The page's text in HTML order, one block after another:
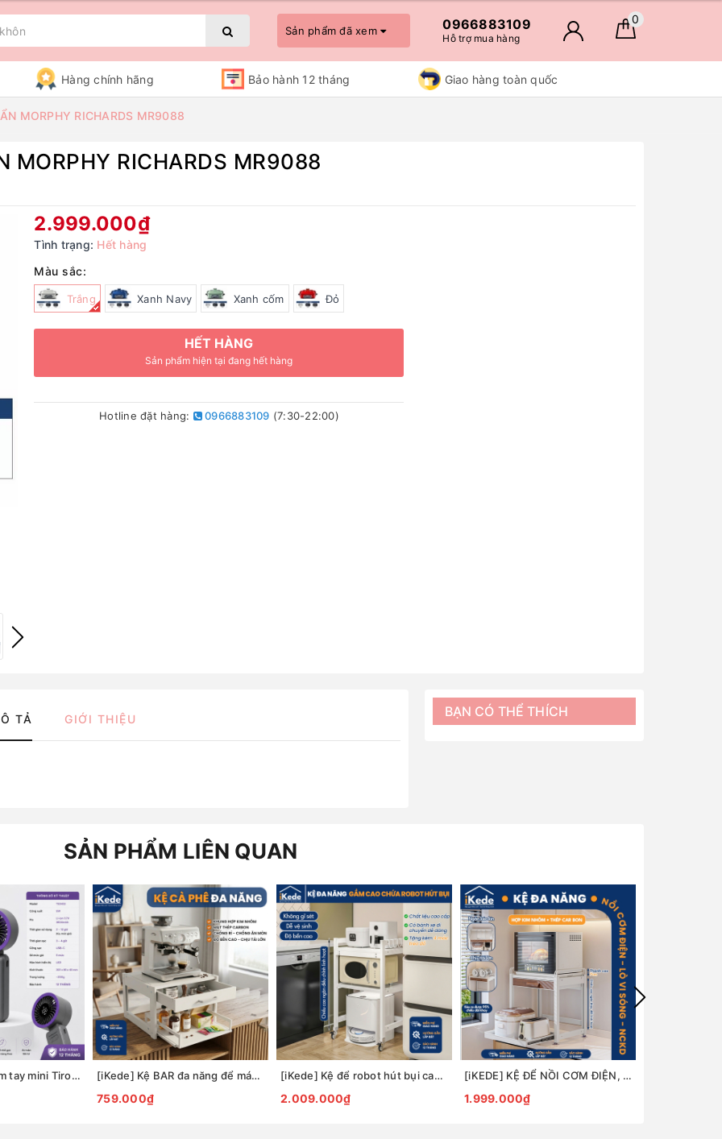
Sản phẩm đã xem 0966883109
Hỗ trợ mua hàng
0
Hàng chính hãng Bảo hành 12 tháng Giao hàng toàn quốc
MORPHY RICHARDS MR9088
MORPHY RICHARDS MR9088
2.999.000₫
Tình trạng: Hết hàng
Màu sắc:
Trắng Xanh Navy Xanh cốm Đỏ
HẾT HÀNG
Sản phẩm hiện tại đang hết hàng
Hotline đặt hàng: 0966883109 (7:30-22:00)
TẢ GIỚI THIỆU BẠN CÓ THỂ THÍCH
SẢN PHẨM LIÊN QUAN
Quạt sạc USB cầm tay mini Tiross TS3422 [iKede] Kệ BAR đa năng để máy pha cà phê, máy in hai tầng có ngăn kéo và khay trượt tiện lợi
759.000₫
[iKede] Kệ để robot hút bụi cao tầng Kệ lò vi sóng Kệ lò nướng khung hợp kim nhôm ngăn chia nâng hạ
2.009.000₫
[iKEDE] KỆ ĐỂ NỒI CƠM ĐIỆN, LÒ VIBA 2 TẦNG KHAY TRƯỢT, NGĂN KÉO CAO CẤP KỆ BẾP THÔNG MINH
1.999.000₫